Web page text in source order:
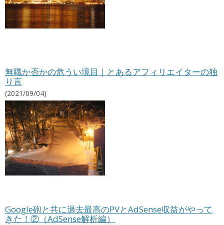
無職か否かの危うい境目｜とあるアフィリエイターの独
り言
(2021/09/04)
Google砲と共に過去最高のPVとAdSense収益がやって
きた！②（AdSense解析編）